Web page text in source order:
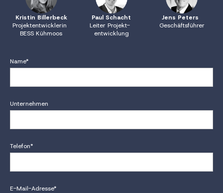
Kristin Billerbeck
Projektentwicklerin
BESS Kühmoos
Paul Schacht
Leiter Projekt-
entwicklung
Jens Peters
Geschäftsführer
Name*
Unternehmen
Telefon*
E-Mail-Adresse*